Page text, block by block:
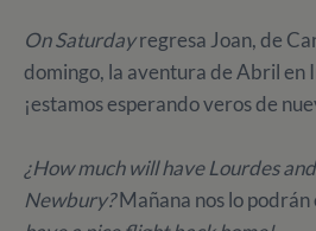
On Saturdayregresa Joan, de
domingo, la aventura de Abril en
¡estamos esperando veros de
¿How much will have Lourdes
Newbury?Mañana nos lo podrán